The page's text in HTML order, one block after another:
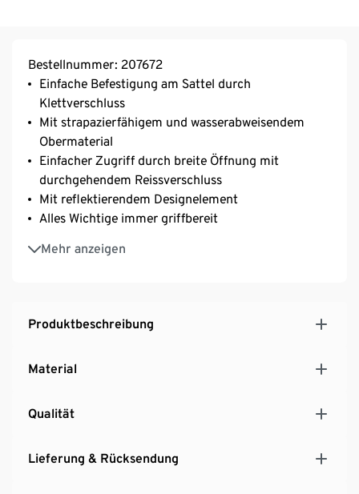
Bestellnummer: 207672
Einfache Befestigung am Sattel durch
Klettverschluss
Mit strapazierfähigem und wasserabweisendem
Obermaterial
Einfacher Zugriff durch breite Öffnung mit
durchgehendem Reissverschluss
Mit reflektierendem Designelement
Alles Wichtige immer griffbereit
Mehr anzeigen
Rückseite mit Schlaufe zum Anbringen eines
externen Rücklichts
Produktbeschreibung
Material
Qualität
Lieferung & Rücksendung